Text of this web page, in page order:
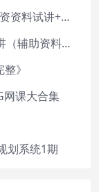
2021年教师资格证统考面试 小学教资资料试讲+答辩
中小学美术面试说课试讲通关班14讲（辅助资料第一套）
》
网课大合集
划系统1期